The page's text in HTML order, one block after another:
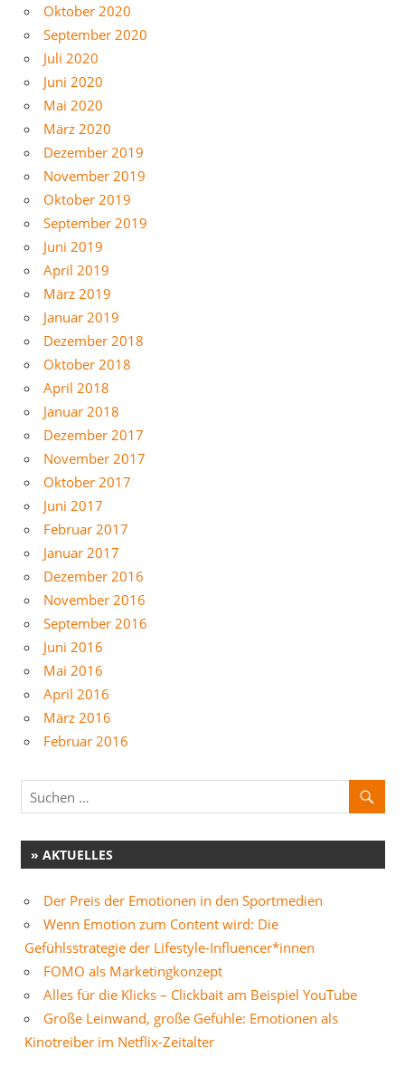
Oktober 2020
September 2020
Juli 2020
Juni 2020
Mai 2020
März 2020
Dezember 2019
November 2019
Oktober 2019
September 2019
Juni 2019
April 2019
März 2019
Januar 2019
Dezember 2018
Oktober 2018
April 2018
Januar 2018
Dezember 2017
November 2017
Oktober 2017
Juni 2017
Februar 2017
Januar 2017
Dezember 2016
November 2016
September 2016
Juni 2016
Mai 2016
April 2016
März 2016
Februar 2016
» AKTUELLES
Der Preis der Emotionen in den Sportmedien
Wenn Emotion zum Content wird: Die
Gefühlsstrategie der Lifestyle-Influencer*innen
FOMO als Marketingkonzept
Alles für die Klicks – Clickbait am Beispiel YouTube
Große Leinwand, große Gefühle: Emotionen als
Kinotreiber im Netflix-Zeitalter